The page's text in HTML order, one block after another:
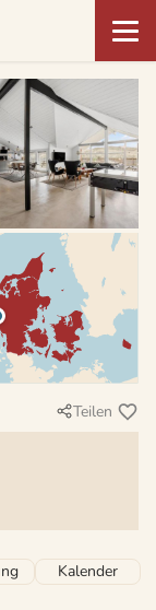
Teilen
Kalender